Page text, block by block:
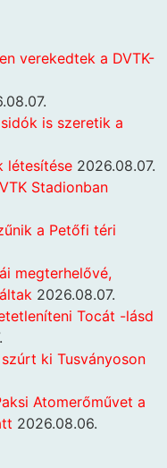
verekedtek a DVTK-
is szeretik a
létesítése 2026.08.07.
Stadionban
a Petőfi téri
megterhelővé,
2026.08.07.
Tocát -lásd
ki Tusványoson
Atomerőművet a
2026.08.06.